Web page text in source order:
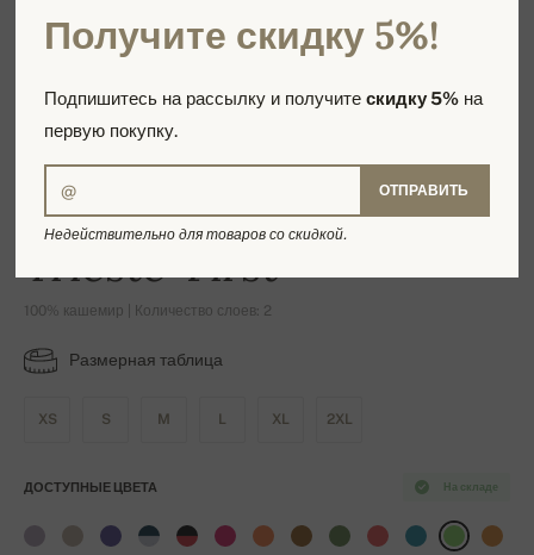
Trieste-First
100% кашемир | Количество слоев: 2
Размерная таблица
XS S M L XL 2XL
На складе
ДОСТУПНЫЕ ЦВЕТА
Получите скидку 5%!
Подпишитесь на рассылку и получитескидку 5% на
первую покупку.
ОТПРАВИТЬ
Недействительно для товаров со скидкой.